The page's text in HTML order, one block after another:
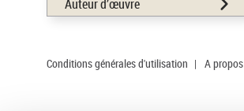
Auteur d’œuvre
Conditions générales d'utilisation | A propos